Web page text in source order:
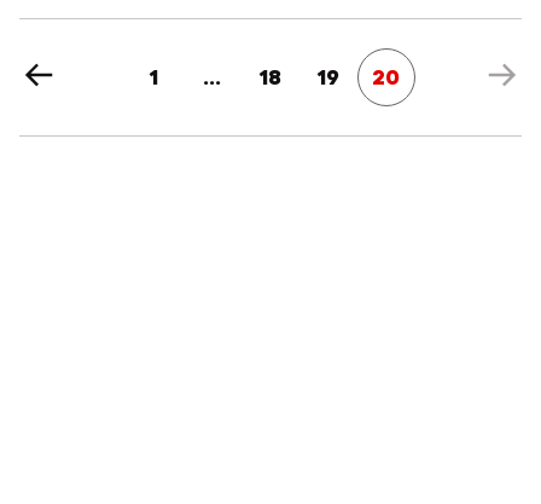
1 ... 18 19 20